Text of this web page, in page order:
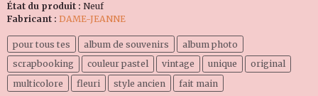
État du produit : Neuf
Fabricant : DAME-JEANNE
pour tous tes album de souvenirs
album photo
scrapbooking
couleur pastel vintage unique
original
multicolore
fleuri style ancien fait main